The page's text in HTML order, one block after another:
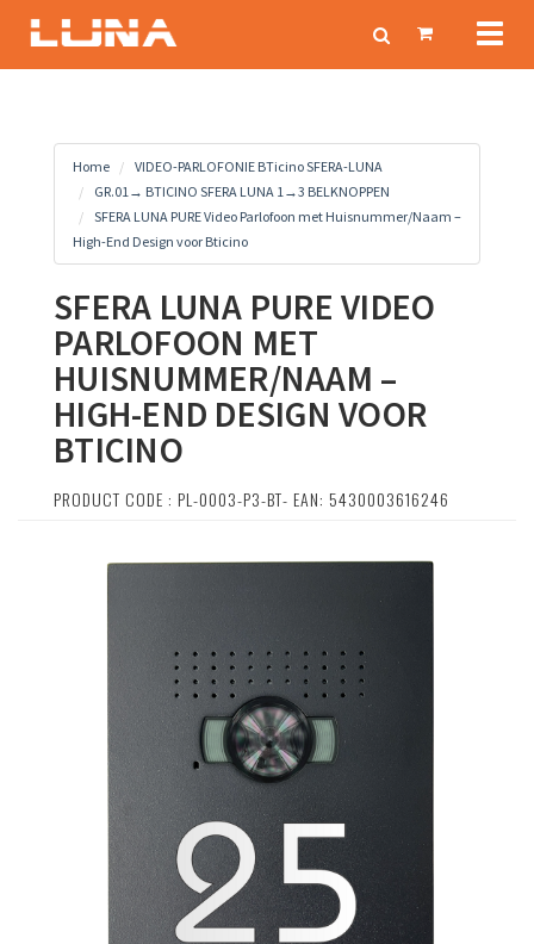
Home
VIDEO-PARLOFONIE BTicino SFERA-LUNA
GR.01→ BTICINO SFERA LUNA 1→3 BELKNOPPEN
SFERA LUNA PURE Video Parlofoon met Huisnummer/Naam –
High-End Design voor Bticino
SFERA LUNA PURE VIDEO
PARLOFOON MET
HUISNUMMER/NAAM –
HIGH-END DESIGN VOOR
BTICINO
PRODUCT CODE : PL-0003-P3-BT- EAN: 5430003616246